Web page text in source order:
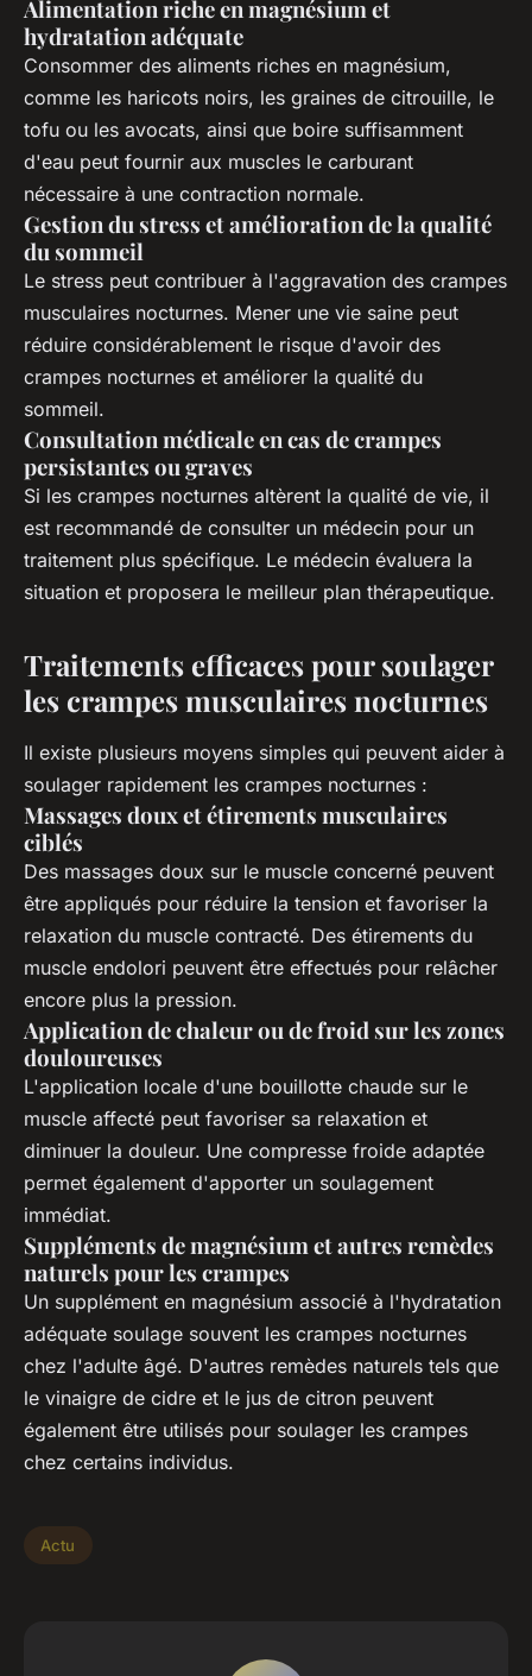
Alimentation riche en magnésium et
hydratation adéquate
Consommer des aliments riches en magnésium,
comme les haricots noirs, les graines de citrouille, le
tofu ou les avocats, ainsi que boire suffisamment
d'eau peut fournir aux muscles le carburant
nécessaire à une contraction normale.
Gestion du stress et amélioration de la qualité
du sommeil
Le stress peut contribuer à l'aggravation des crampes
musculaires nocturnes. Mener une vie saine peut
réduire considérablement le risque d'avoir des
crampes nocturnes et améliorer la qualité du
sommeil.
Consultation médicale en cas de crampes
persistantes ou graves
Si les crampes nocturnes altèrent la qualité de vie, il
est recommandé de consulter un médecin pour un
traitement plus spécifique. Le médecin évaluera la
situation et proposera le meilleur plan thérapeutique.
Traitements efficaces pour soulager
les crampes musculaires nocturnes
Il existe plusieurs moyens simples qui peuvent aider à
soulager rapidement les crampes nocturnes :
Massages doux et étirements musculaires
ciblés
Des massages doux sur le muscle concerné peuvent
être appliqués pour réduire la tension et favoriser la
relaxation du muscle contracté. Des étirements du
muscle endolori peuvent être effectués pour relâcher
encore plus la pression.
Application de chaleur ou de froid sur les zones
douloureuses
L'application locale d'une bouillotte chaude sur le
muscle affecté peut favoriser sa relaxation et
diminuer la douleur. Une compresse froide adaptée
permet également d'apporter un soulagement
immédiat.
Suppléments de magnésium et autres remèdes
naturels pour les crampes
Un supplément en magnésium associé à l'hydratation
adéquate soulage souvent les crampes nocturnes
chez l'adulte âgé. D'autres remèdes naturels tels que
le vinaigre de cidre et le jus de citron peuvent
également être utilisés pour soulager les crampes
chez certains individus.
Actu